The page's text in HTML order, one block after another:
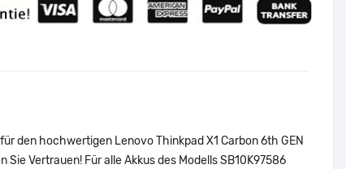
den hochwertigen Lenovo Thinkpad X1 Carbon 6th GEN
Vertrauen! Für alle Akkus des Modells SB10K97586